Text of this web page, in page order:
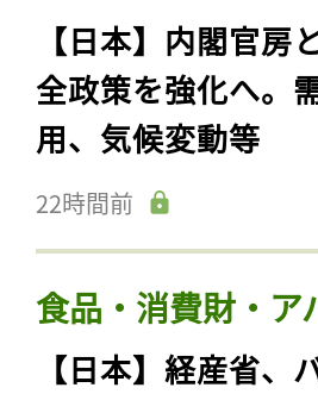
【日本】内閣官房
全政策を強化へ。
用、気候変動等
22時間前
食品・消費財・ア
【日本】経産省、